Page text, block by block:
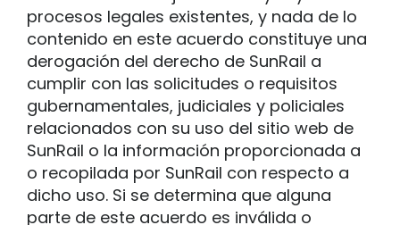
procesos legales existentes, y nada de lo
contenido en este acuerdo constituye una
derogación del derecho de SunRail a
cumplir con las solicitudes o requisitos
gubernamentales, judiciales y policiales
relacionados con su uso del sitio web de
SunRail o la información proporcionada a
o recopilada por SunRail con respecto a
dicho uso. Si se determina que alguna
parte de este acuerdo es inválida o